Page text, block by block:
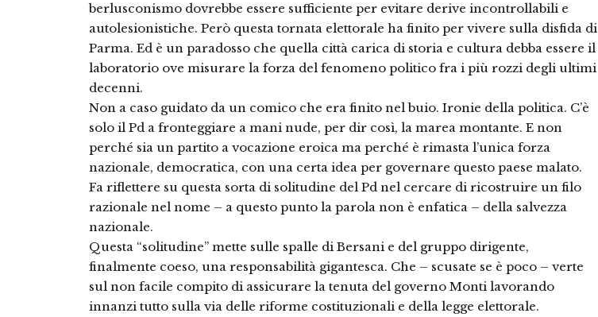
berlusconismo dovrebbe essere sufficiente per evitare derive incontrollabili e
autolesionistiche. Però questa tornata elettorale ha finito per vivere sulla disfida di
Parma. Ed è un paradosso che quella città carica di storia e cultura debba essere il
laboratorio ove misurare la forza del fenomeno politico fra i più rozzi degli ultimi
decenni.
Non a caso guidato da un comico che era finito nel buio. Ironie della politica. C’è
solo il Pd a fronteggiare a mani nude, per dir così, la marea montante. E non
perché sia un partito a vocazione eroica ma perché è rimasta l’unica forza
nazionale, democratica, con una certa idea per governare questo paese malato.
Fa riflettere su questa sorta di solitudine del Pd nel cercare di ricostruire un filo
razionale nel nome – a questo punto la parola non è enfatica – della salvezza
nazionale.
Questa “solitudine” mette sulle spalle di Bersani e del gruppo dirigente,
finalmente coeso, una responsabilità gigantesca. Che – scusate se è poco – verte
sul non facile compito di assicurare la tenuta del governo Monti lavorando
innanzi tutto sulla via delle riforme costituzionali e della legge elettorale.